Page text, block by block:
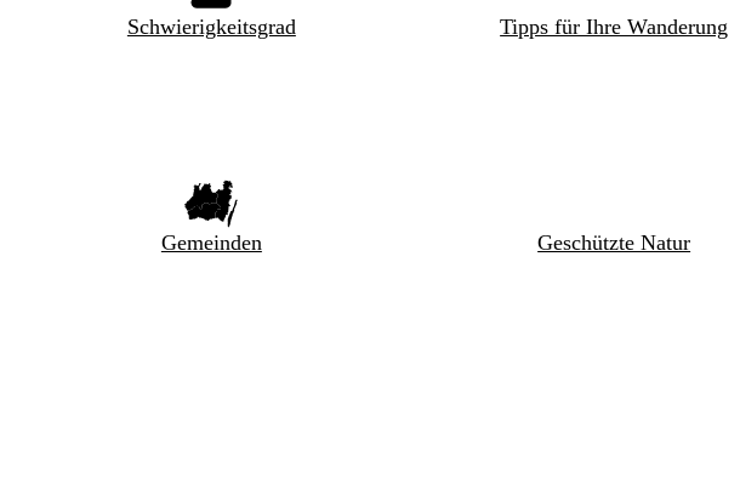
Schwierigkeitsgrad Tipps für Ihre Wanderung
Gemeinden Geschützte Natur